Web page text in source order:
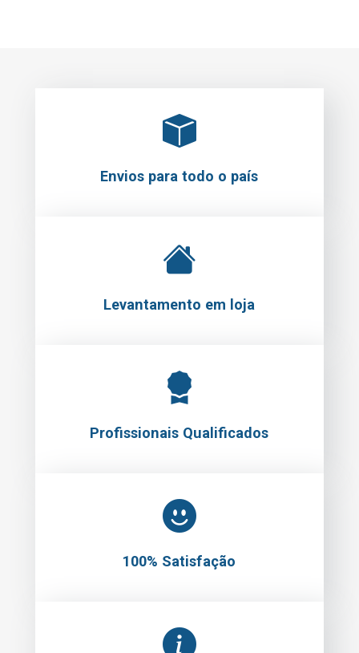
Envios para todo o país
Levantamento em loja
Profissionais Qualificados
100% Satisfação